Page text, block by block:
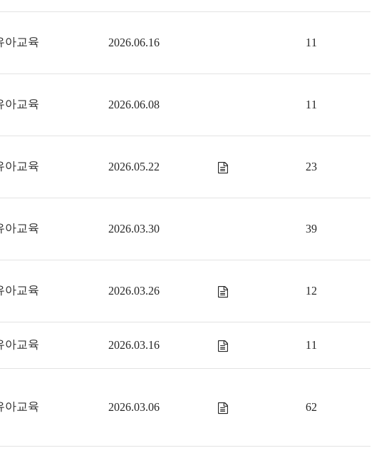
아교육 2026.06.16 11
아교육 2026.06.08 11
아교육 2026.05.22 23
아교육 2026.03.30 39
아교육 2026.03.26 12
아교육 2026.03.16 11
아교육 2026.03.06 62